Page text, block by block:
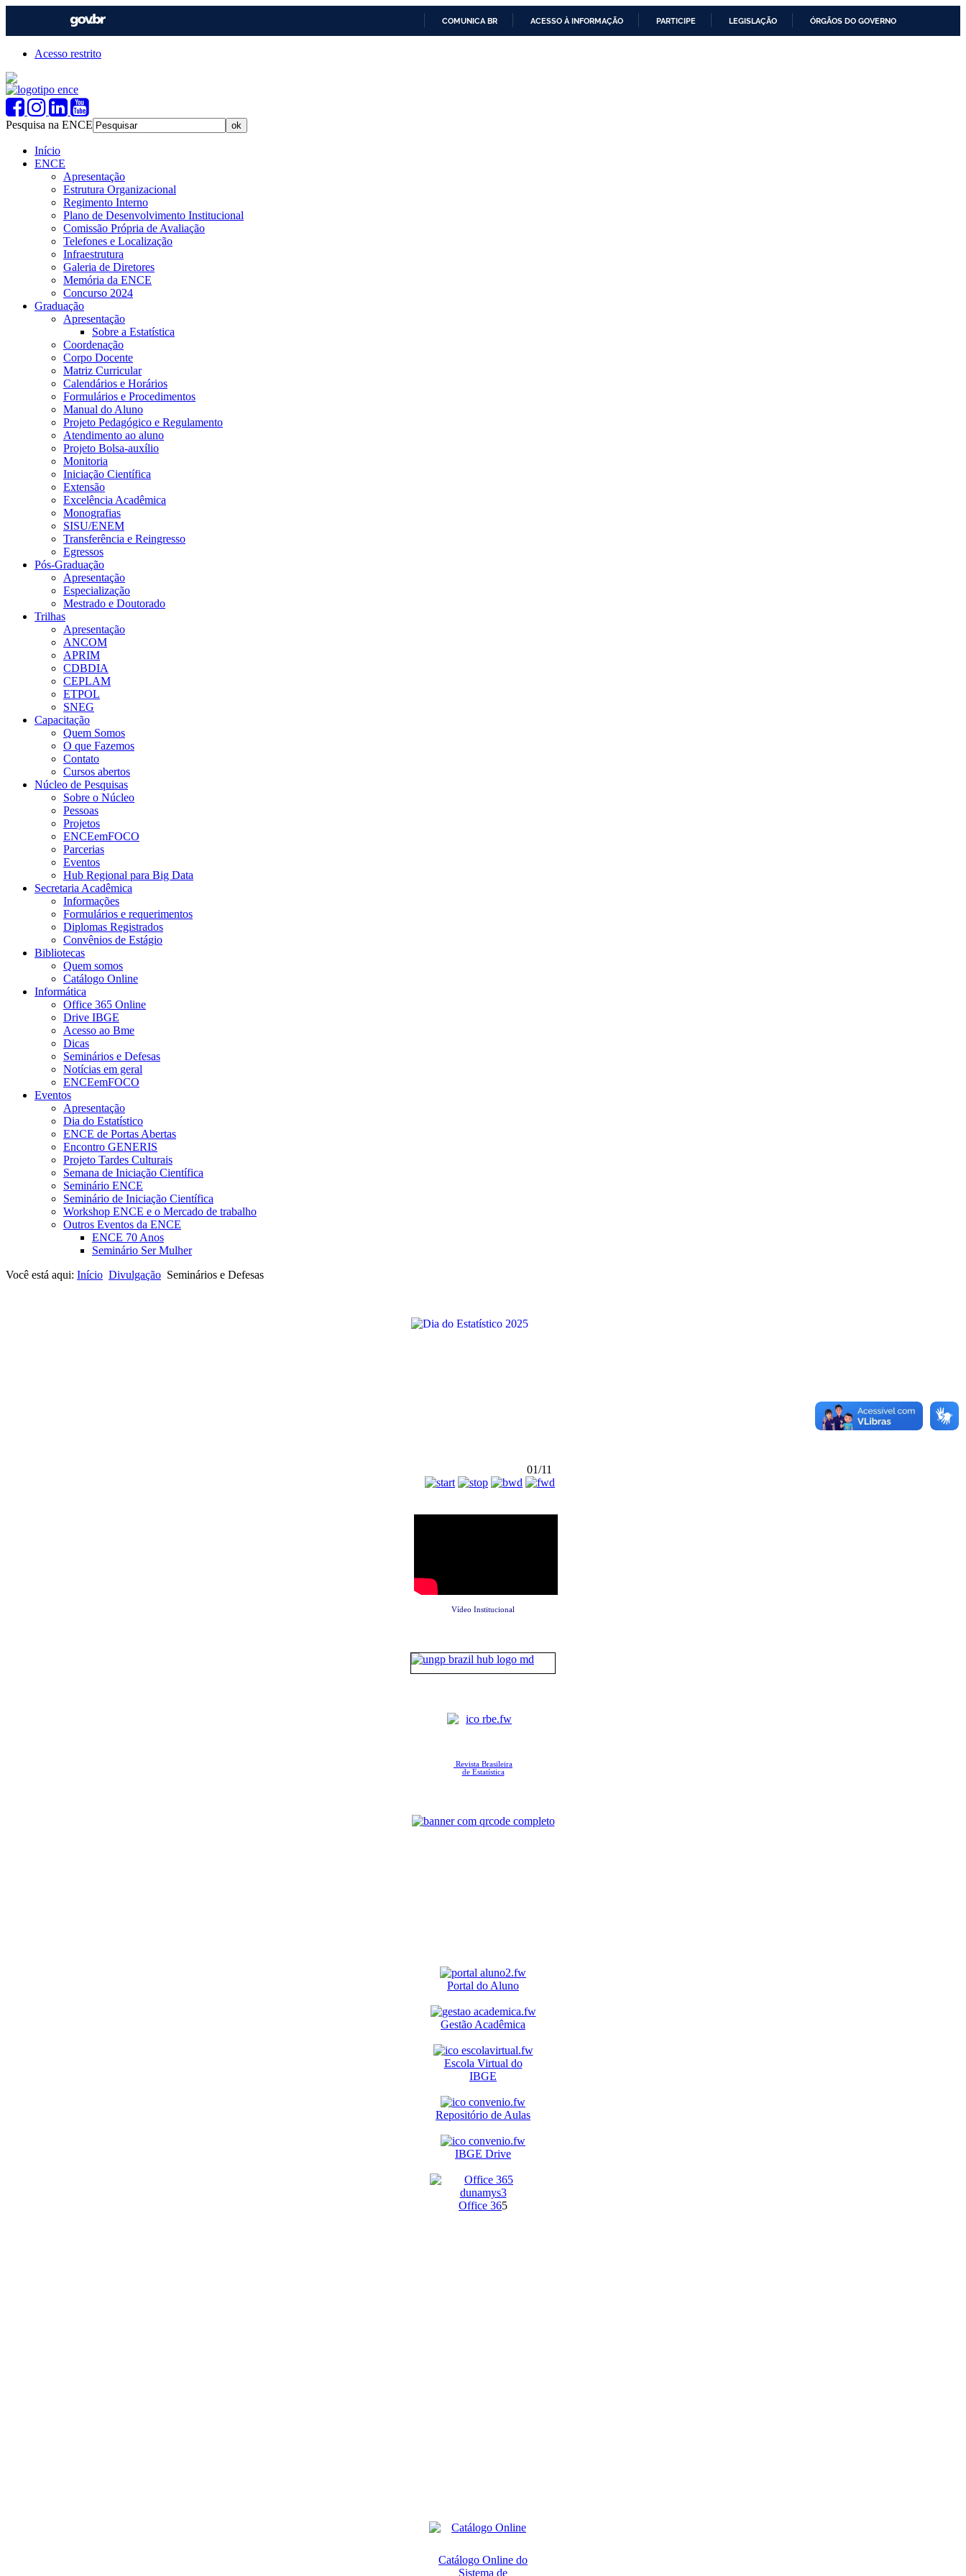
COMUNICA BR ACESSO À INFORMAÇÃO PARTICIPE LEGISLAÇÃO ÓRGÃOS DO GOVERNO
Acesso restrito
Pesquisa na ENCE
Início
ENCE
Apresentação
Estrutura Organizacional
Regimento Interno
Plano de Desenvolvimento Institucional
Comissão Própria de Avaliação
Telefones e Localização
Infraestrutura
Galeria de Diretores
Memória da ENCE
Concurso 2024
Graduação
Apresentação
Sobre a Estatística
Coordenação
Corpo Docente
Matriz Curricular
Calendários e Horários
Formulários e Procedimentos
Manual do Aluno
Projeto Pedagógico e Regulamento
Atendimento ao aluno
Projeto Bolsa-auxílio
Monitoria
Iniciação Científica
Extensão
Excelência Acadêmica
Monografias
SISU/ENEM
Transferência e Reingresso
Egressos
Pós-Graduação
Apresentação
Especialização
Mestrado e Doutorado
Trilhas
Apresentação
ANCOM
APRIM
CDBDIA
CEPLAM
ETPOL
SNEG
Capacitação
Quem Somos
O que Fazemos
Contato
Cursos abertos
Núcleo de Pesquisas
Sobre o Núcleo
Pessoas
Projetos
ENCEemFOCO
Parcerias
Eventos
Hub Regional para Big Data
Secretaria Acadêmica
Informações
Formulários e requerimentos
Diplomas Registrados
Convênios de Estágio
Bibliotecas
Quem somos
Catálogo Online
Informática
Office 365 Online
Drive IBGE
Acesso ao Bme
Dicas
Seminários e Defesas
Notícias em geral
ENCEemFOCO
Eventos
Apresentação
Dia do Estatístico
ENCE de Portas Abertas
Encontro GENERIS
Projeto Tardes Culturais
Semana de Iniciação Científica
Seminário ENCE
Seminário de Iniciação Científica
Workshop ENCE e o Mercado de trabalho
Outros Eventos da ENCE
ENCE 70 Anos
Seminário Ser Mulher
Você está aqui: Início Divulgação Seminários e Defesas
01/11
Vídeo Institucional
Revista Brasileira
de Estatística
Portal do Aluno
Gestão Acadêmica
Escola Virtual do
IBGE
Repositório de Aulas
IBGE Drive
Office 365
Catálogo Online do
Sistema de